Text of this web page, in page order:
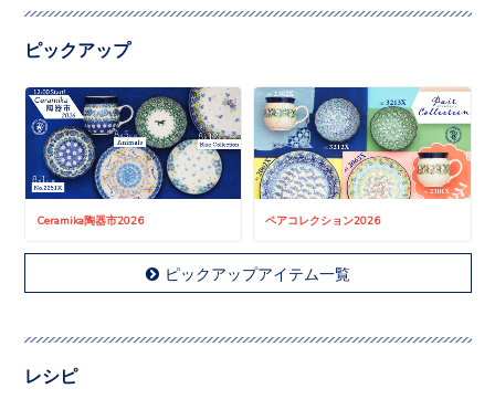
ピックアップ
Ceramika陶器市2026 ペアコレクション2026
ピックアップアイテム一覧
レシピ